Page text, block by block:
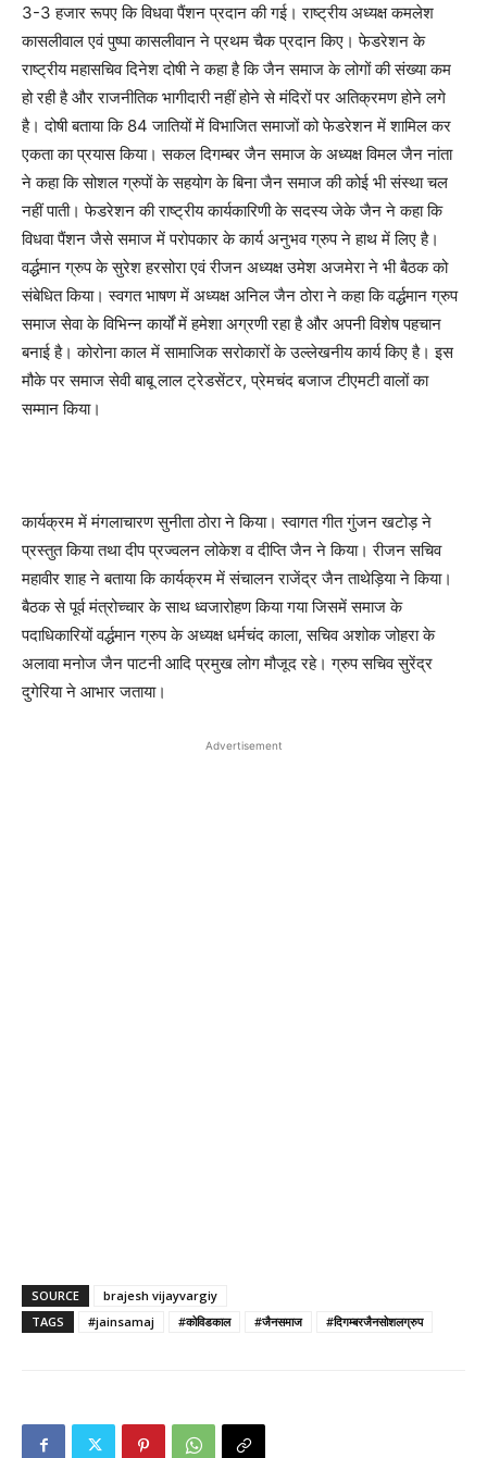
3-3 हजार रूपए कि विधवा पैंशन प्रदान की गई। राष्ट्रीय अध्यक्ष कमलेश
कासलीवाल एवं पुष्पा कासलीवान ने प्रथम चैक प्रदान किए। फेडरेशन के
राष्ट्रीय महासचिव दिनेश दोषी ने कहा है कि जैन समाज के लोगों की संख्या कम
हो रही है और राजनीतिक भागीदारी नहीं होने से मंदिरों पर अतिक्रमण होने लगे
है। दोषी बताया कि 84 जातियों में विभाजित समाजों को फेडरेशन में शामिल कर
एकता का प्रयास किया। सकल दिगम्बर जैन समाज के अध्यक्ष विमल जैन नांता
ने कहा कि सोशल ग्रुपों के सहयोग के बिना जैन समाज की कोई भी संस्था चल
नहीं पाती। फेडरेशन की राष्ट्रीय कार्यकारिणी के सदस्य जेके जैन ने कहा कि
विधवा पैंशन जैसे समाज में परोपकार के कार्य अनुभव ग्रुप ने हाथ में लिए है।
वर्द्धमान ग्रुप के सुरेश हरसोरा एवं रीजन अध्यक्ष उमेश अजमेरा ने भी बैठक को
संबेधित किया। स्वगत भाषण में अध्यक्ष अनिल जैन ठोरा ने कहा कि वर्द्धमान ग्रुप
समाज सेवा के विभिन्न कार्यों में हमेशा अग्रणी रहा है और अपनी विशेष पहचान
बनाई है। कोरोना काल में सामाजिक सरोकारों के उल्लेखनीय कार्य किए है। इस
मौके पर समाज सेवी बाबू लाल ट्रेडसेंटर, प्रेमचंद बजाज टीएमटी वालों का
सम्मान किया।
कार्यक्रम में मंगलाचारण सुनीता ठोरा ने किया। स्वागत गीत गुंजन खटोड़ ने
प्रस्तुत किया तथा दीप प्रज्वलन लोकेश व दीप्ति जैन ने किया। रीजन सचिव
महावीर शाह ने बताया कि कार्यक्रम में संचालन राजेंद्र जैन ताथेड़िया ने किया।
बैठक से पूर्व मंत्रोच्चार के साथ ध्वजारोहण किया गया जिसमें समाज के
पदाधिकारियों वर्द्धमान ग्रुप के अध्यक्ष धर्मचंद काला, सचिव अशोक जोहरा के
अलावा मनोज जैन पाटनी आदि प्रमुख लोग मौजूद रहे। ग्रुप सचिव सुरेंद्र
दुगेरिया ने आभार जताया।
Advertisement
SOURCE
brajesh vijayvargiy
TAGS
#jainsamaj #कोविडकाल #जैनसमाज #दिगम्बरजैनसोशलग्रुप